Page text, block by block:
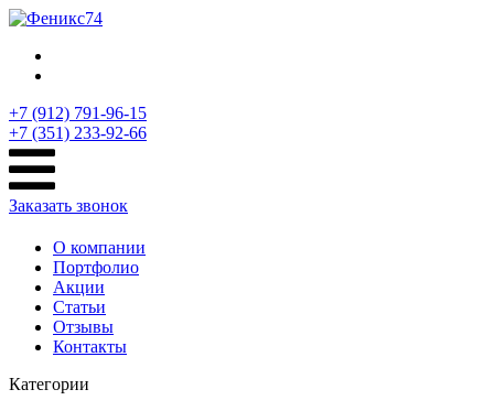
+7 (912) 791-96-15
+7 (351) 233-92-66
Заказать звонок
О компании
Портфолио
Акции
Статьи
Отзывы
Контакты
Категории